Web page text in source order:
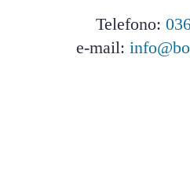
Telefono:
e-mail: